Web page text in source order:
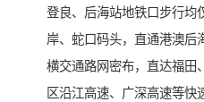
登良、后海站地铁口步行均
岸、蛇口码头，直通港澳后
横交通路网密布，直达福田
区沿江高速、广深高速等快